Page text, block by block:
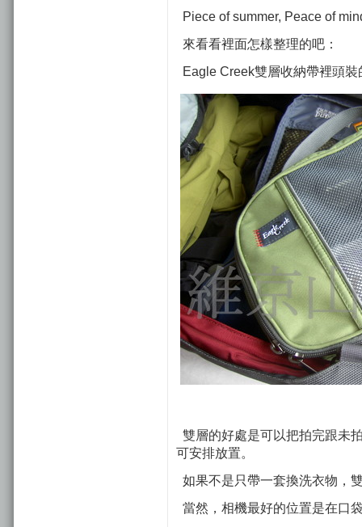
Piece of summer, Peace of
來看看裡面怎樣整理的吧：
Eagle Creek雙層收納帶裡頭
雙層的好處是可以把拍完跟未
可安排放置。
如果不是只帶一套換洗衣物，
當然，相機最好的位置是在口